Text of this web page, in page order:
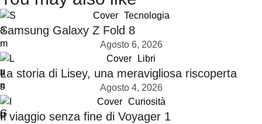
Cover Tecnologia
Samsung Galaxy Z Fold 8
Agosto 6, 2026
Cover
Libri
La storia di Lisey, una meravigliosa riscoperta
Agosto 4, 2026
Cover
Curiosità
Il viaggio senza fine di Voyager 1